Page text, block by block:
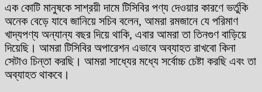
এক কোটি মানুষকে সাশ্রয়ী দামে টিসিবির পণ্য দেওয়ার কারণে ভর্তুকি
অনেক বেড়ে যাবে জানিয়ে সচিব বলেন, আমরা রমজানে যে পরিমাণ
খাদ্যপণ্য অন্যান্য বছর দিয়ে থাকি, এবার আমরা তা তিনগুণ বাড়িয়ে
দিয়েছি। আমরা টিসিবির অপারেশন এভাবে অব্যাহত রাখবো কিনা
সেটাও চিন্তা করছি। আমরা সাধ্যের মধ্যে সর্বোচ্চ চেষ্টা করছি এবং তা
অব্যাহত থাকবে।